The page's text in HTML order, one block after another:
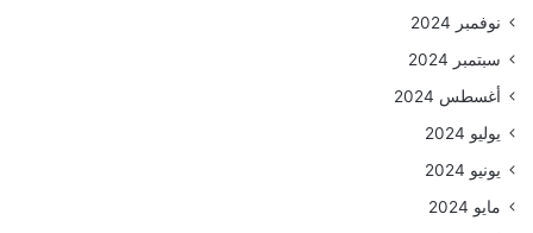
نوفمبر 2024
سبتمبر 2024
أغسطس 2024
يوليو 2024
يونيو 2024
مايو 2024